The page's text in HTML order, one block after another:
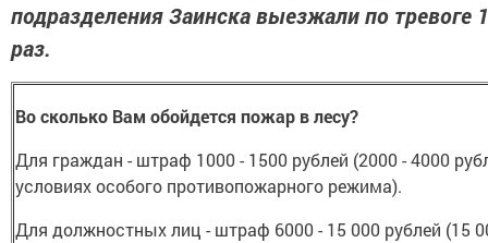
подразделения Заинска выезжали по тревоге
раз.
Во сколько Вам обойдется пожар в лесу?
Для граждан - штраф 1000 - 1500 рублей (2000 - 4000
условиях особого противопожарного режима).
Для должностных лиц - штраф 6000 - 15 000 рублей (15